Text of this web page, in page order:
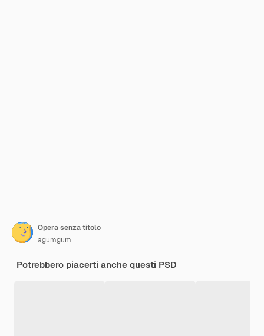
Opera senza titolo
agumgum
Potrebbero piacerti anche questi PSD